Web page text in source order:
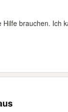
brauchen. Ich